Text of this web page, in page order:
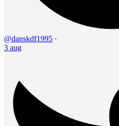
@danskdf1995 ·
3 aug